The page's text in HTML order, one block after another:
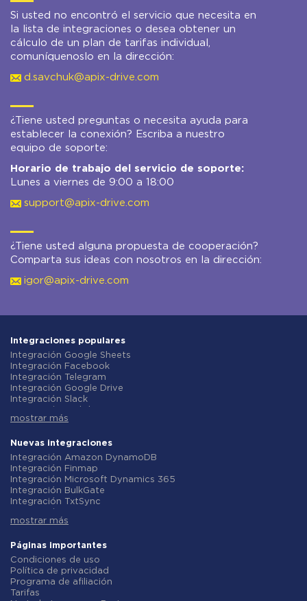
Si usted no encontró el servicio que necesita en
la lista de integraciones o desea obtener un
cálculo de un plan de tarifas individual,
comuníquenoslo en la dirección:
d.savchuk@apix-drive.com
¿Tiene usted preguntas o necesita ayuda para
establecer la conexión? Escriba a nuestro
equipo de soporte:
Horario de trabajo del servicio de soporte:
Lunes a viernes de 9:00 a 18:00
support@apix-drive.com
¿Tiene usted alguna propuesta de cooperación?
Comparta sus ideas con nosotros en la dirección:
igor@apix-drive.com
Integraciones populares
Integración Google Sheets
Integración Facebook
Integración Telegram
Integración Google Drive
Integración Slack
Integración Gmail
Integración ClickUp
Integración Airtable
Integración Google Contacts
Integración OpenAI (ChatGPT)
Integración Instagram
Integración ActiveCampaign
Integración Typeform
Integración Salesforce CRM
Integración Notion
Integración AWeber
Integración Asana
Integración ZOHO CRM
Integración Webhooks
mostrar más
Nuevas integraciones
Integración Amazon DynamoDB
Integración Finmap
Integración Microsoft Dynamics 365
Integración BulkGate
Integración TxtSync
Integración Corezoid
Integración Instasent
Integración AtomPark
Integración TXTImpact
Integración Campaign Monitor
Integración CM.com
mostrar más
Páginas importantes
Condiciones de uso
Política de privacidad
Programa de afiliación
Tarifas